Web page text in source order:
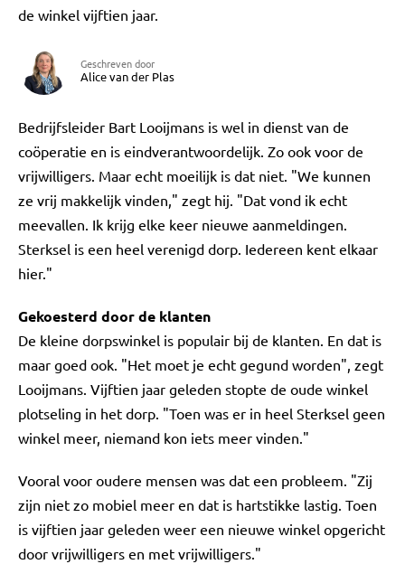
de winkel vijftien jaar.
Geschreven door
Alice van der Plas
Bedrijfsleider Bart Looijmans is wel in dienst van de
coöperatie en is eindverantwoordelijk. Zo ook voor de
vrijwilligers. Maar echt moeilijk is dat niet. "We kunnen
ze vrij makkelijk vinden," zegt hij. "Dat vond ik echt
meevallen. Ik krijg elke keer nieuwe aanmeldingen.
Sterksel is een heel verenigd dorp. Iedereen kent elkaar
hier."
Gekoesterd door de klanten
De kleine dorpswinkel is populair bij de klanten. En dat is
maar goed ook. "Het moet je echt gegund worden", zegt
Looijmans. Vijftien jaar geleden stopte de oude winkel
plotseling in het dorp. "Toen was er in heel Sterksel geen
winkel meer, niemand kon iets meer vinden."
Vooral voor oudere mensen was dat een probleem. "Zij
zijn niet zo mobiel meer en dat is hartstikke lastig. Toen
is vijftien jaar geleden weer een nieuwe winkel opgericht
door vrijwilligers en met vrijwilligers."